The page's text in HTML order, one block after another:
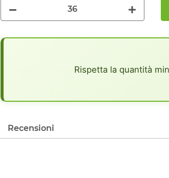
Rispetta la quantità
Recensioni